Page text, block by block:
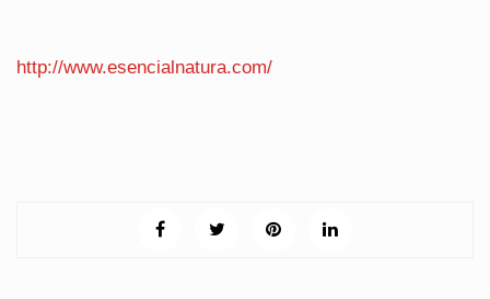
http://www.esencialnatura.com/